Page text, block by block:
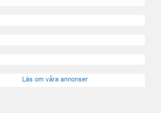
Läs om våra annonser